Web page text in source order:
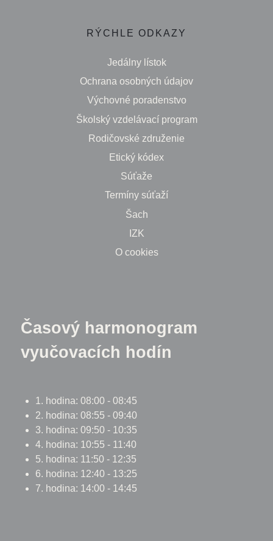
RÝCHLE ODKAZY
Jedálny lístok
Ochrana osobných údajov
Výchovné poradenstvo
Školský vzdelávací program
Rodičovské združenie
Etický kódex
Súťaže
Termíny súťaží
Šach
IZK
O cookies
Časový harmonogram
vyučovacích hodín
1. hodina: 08:00 - 08:45
2. hodina: 08:55 - 09:40
3. hodina: 09:50 - 10:35
4. hodina: 10:55 - 11:40
5. hodina: 11:50 - 12:35
6. hodina: 12:40 - 13:25
7. hodina: 14:00 - 14:45